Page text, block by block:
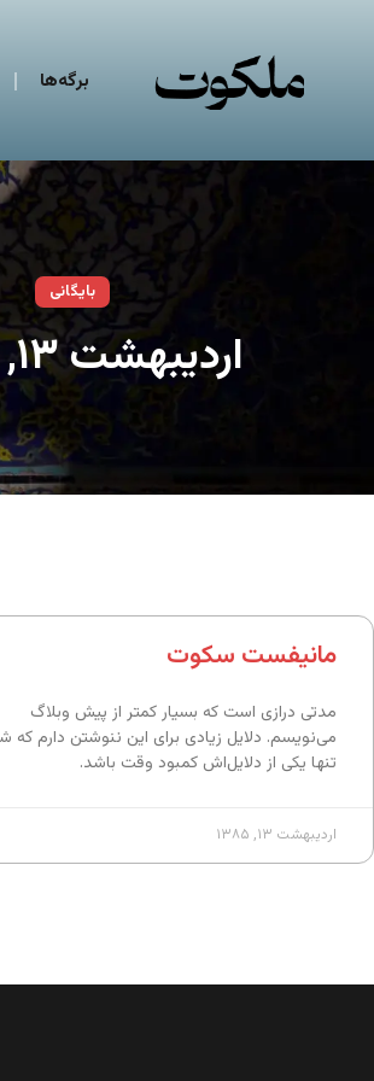
برگه‌ها
بایگانی
اردیبهشت ۱۳, ۱۳۸۵
مانیفست سکوت
مدتی درازی است که بسیار کمتر از پیش وبلاگ
می‌نویسم. دلایل زیادی برای این ننوشتن دارم که
تنها یکی از دلایل‌اش کمبود وقت باشد.
اردیبهشت ۱۳, ۱۳۸۵